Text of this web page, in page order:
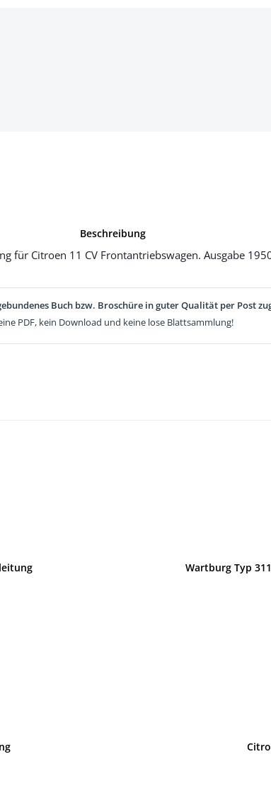
Beschreibung
für Citroen 11 CV Frontantriebswagen. Ausgabe
Buch bzw. Broschüre in guter Qualität per Post
PDF, kein Download und keine lose Blattsammlung!
Wartburg Typ